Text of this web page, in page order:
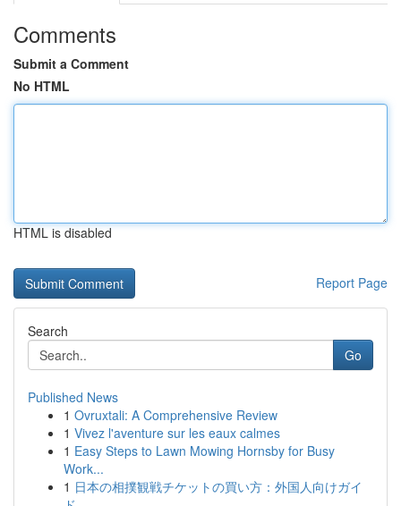
Comments
Submit a Comment
No HTML
HTML is disabled
Report Page
Search
Go
Published News
1 Ovruxtali: A Comprehensive Review
1 Vivez l'aventure sur les eaux calmes
1 Easy Steps to Lawn Mowing Hornsby for Busy
Work...
1 日本の相撲観戦チケットの買い方：外国人向けガイ